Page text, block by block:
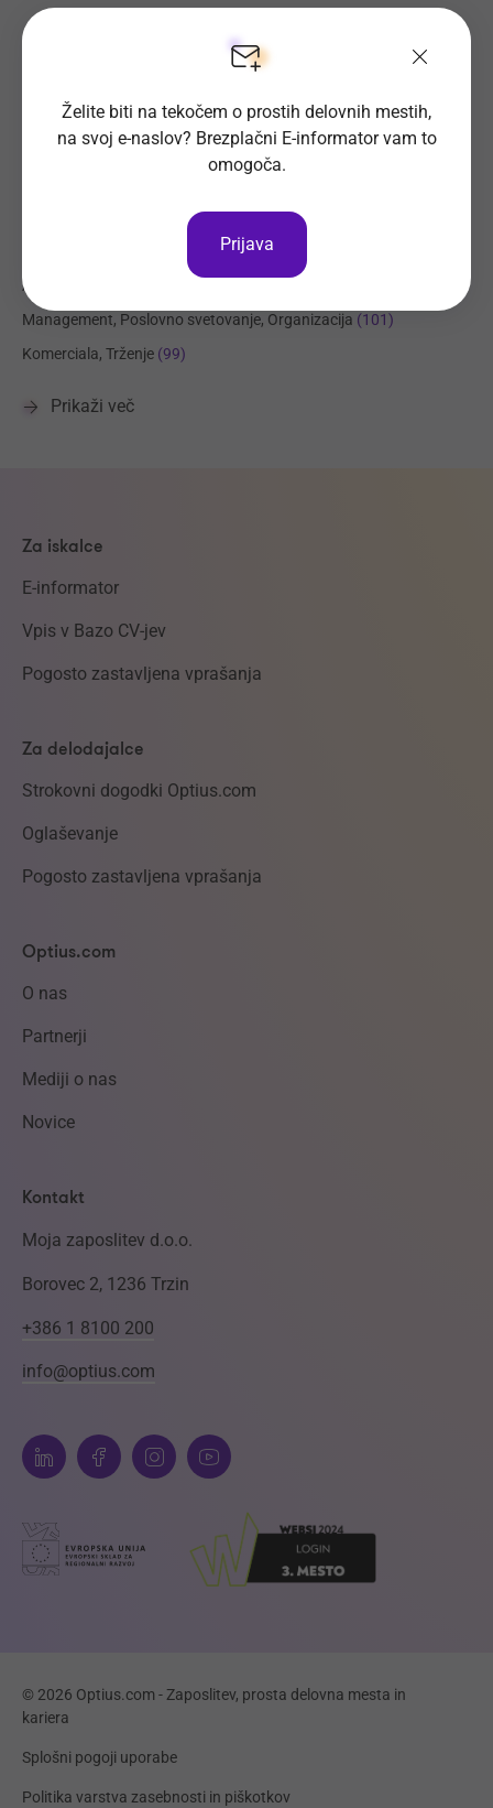
Trgovina (231)
Transport, Nabava, Logistika(207)
Prehrambena industrija, Živilstvo(144)
Elektrotehnika, Elektronika, Telekomunikacije
Administracija
Management, Poslovno svetovanje, Organizacija (101)
Komerciala, Trženje (99)
Prikaži več
Za iskalce
E-informator
Vpis v Bazo CV-jev
Pogosto zastavljena vprašanja
Za delodajalce
Strokovni dogodki Optius.com
Oglaševanje
Pogosto zastavljena vprašanja
Optius.com
O nas
Partnerji
Mediji o nas
Novice
Kontakt
Moja zaposlitev d.o.o.
Borovec 2, 1236 Trzin
+386 1 8100 200
info@optius.com
© 2026 Optius.com - Zaposlitev, prosta delovna mesta in
kariera
Splošni pogoji uporabe
Politika varstva zasebnosti in piškotkov
Želite biti na tekočem o prostih delovnih mestih,
na svoj e-naslov? Brezplačni E-informator vam to
omogoča.
Prijava